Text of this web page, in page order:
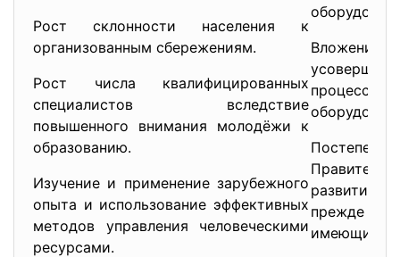
Рост склонности населения к
организованным сбережениям.
Рост числа квалифицированных
специалистов вследствие
повышенного внимания молодёжи к
образованию.
Изучение и применение зарубежного
опыта и использование эффективных
методов управления человеческими
ресурсами.
развитие
прежде
имеющихся